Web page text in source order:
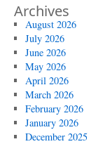
Archives
August 2026
July 2026
June 2026
May 2026
April 2026
March 2026
February 2026
January 2026
December 2025